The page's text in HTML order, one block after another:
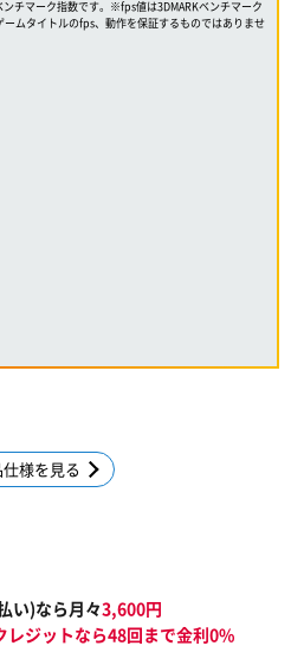
チマーク指数です。※fps値は3DMARKベンチマーク
ムタイトルのfps、動作を保証するものではありませ
様を見る
い)なら月々3,600円
レジットなら48回まで金利0%